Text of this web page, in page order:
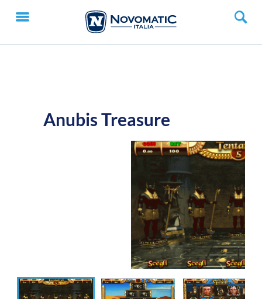
Anubis Treasure